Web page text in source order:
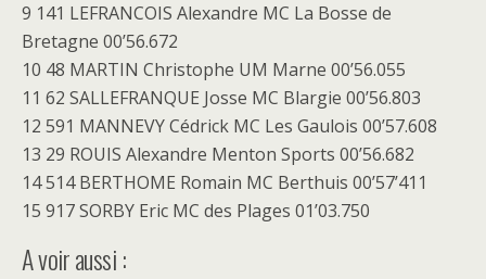
9 141 LEFRANCOIS Alexandre MC La Bosse de
Bretagne 00’56.672
10 48 MARTIN Christophe UM Marne 00’56.055
11 62 SALLEFRANQUE Josse MC Blargie 00’56.803
12 591 MANNEVY Cédrick MC Les Gaulois 00’57.608
13 29 ROUIS Alexandre Menton Sports 00’56.682
14 514 BERTHOME Romain MC Berthuis 00’57’411
15 917 SORBY Eric MC des Plages 01’03.750
A voir aussi :